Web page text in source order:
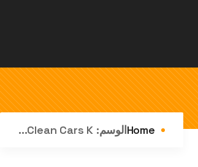
Homeالوسم: Clean Cars K...